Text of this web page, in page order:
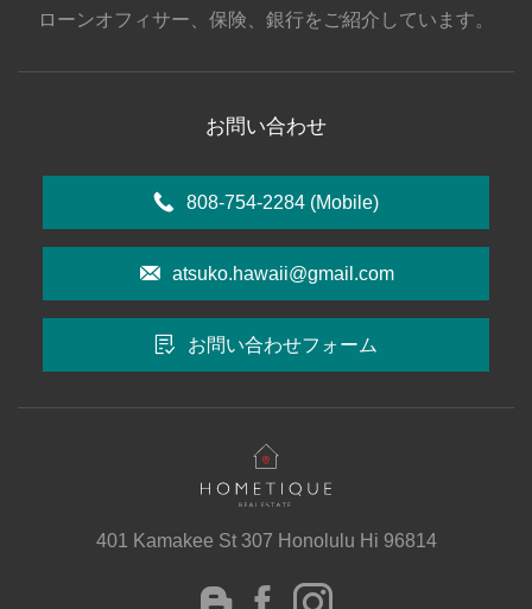
ローンオフィサー、保険、銀行をご紹介しています。
お問い合わせ
808-754-2284 (Mobile)
atsuko.hawaii@gmail.com
お問い合わせフォーム
401 Kamakee St 307 Honolulu Hi 96814
Blog Facebookinstagram